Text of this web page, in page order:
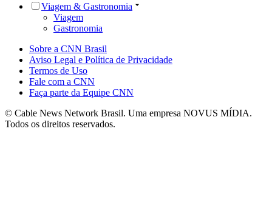
Viagem & Gastronomia
Viagem
Gastronomia
Sobre a CNN Brasil
Aviso Legal e Política de Privacidade
Termos de Uso
Fale com a CNN
Faça parte da Equipe CNN
© Cable News Network Brasil. Uma empresa NOVUS MÍDIA.
Todos os direitos reservados.